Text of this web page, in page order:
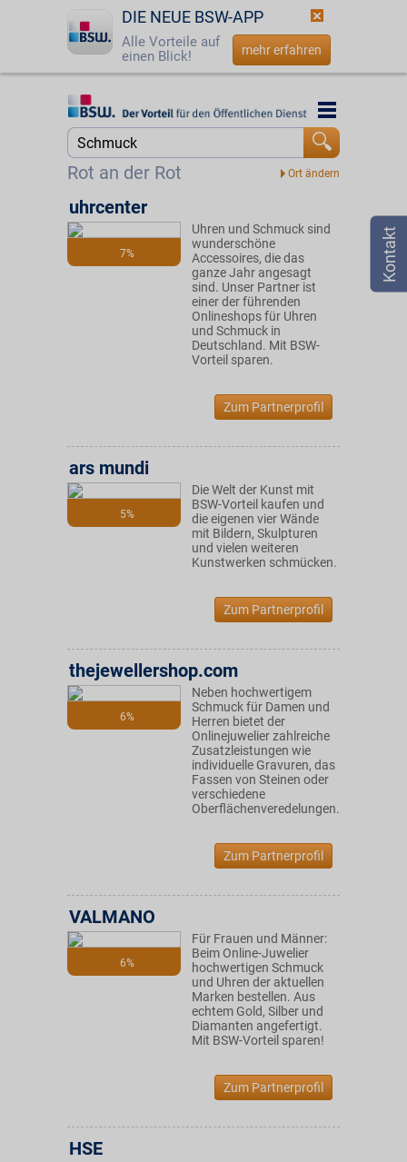
DIE NEUE BSW-APP
Alle Vorteile auf
einen Blick!
mehr erfahren
Startseite
Login
☎ 0800 - 279 25 82
Rot an der Rot
Startseite
7%
uhrcenter
Uhren und Schmuck sind
wunderschöne
Accessoires, die das
ganze Jahr angesagt
sind. Unser Partner ist
einer der führenden
Onlineshops für Uhren
und Schmuck in
Deutschland. Mit BSW-
Vorteil sparen.
Zum Partnerprofil
5%
ars mundi
Die Welt der Kunst mit
BSW-Vorteil kaufen und
die eigenen vier Wände
mit Bildern, Skulpturen
und vielen weiteren
Kunstwerken schmücken.
Zum Partnerprofil
6%
thejewellershop.com
Neben hochwertigem
Schmuck für Damen und
Herren bietet der
Onlinejuwelier zahlreiche
Zusatzleistungen wie
individuelle Gravuren, das
Fassen von Steinen oder
verschiedene
Oberflächenveredelungen.
Zum Partnerprofil
6%
VALMANO
Für Frauen und Männer:
Beim Online-Juwelier
hochwertigen Schmuck
und Uhren der aktuellen
Marken bestellen. Aus
echtem Gold, Silber und
Diamanten angefertigt.
Mit BSW-Vorteil sparen!
Zum Partnerprofil
HSE